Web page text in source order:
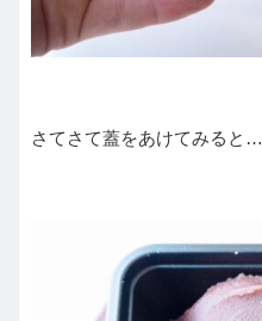
さてさて蓋をあけてみると…